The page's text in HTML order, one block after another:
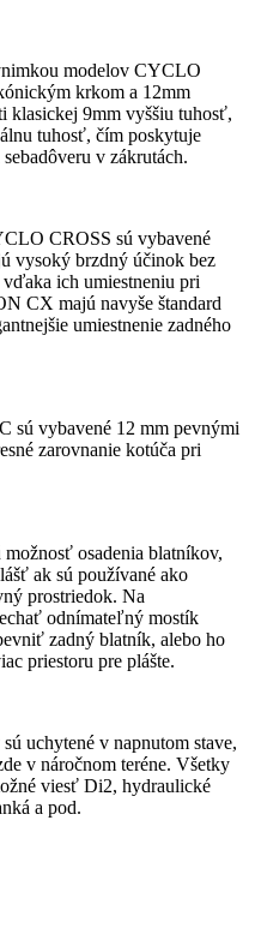
modelov CYCLO
krkom a 12mm
klasickej 9mm vyššiu tuhosť,
tuhosť, čím poskytuje
v zákrutách.
CROSS sú vybavené
vysoký brzdný účinok bez
ich umiestneniu pri
CX majú navyše štandard
umiestnenie zadného
sú vybavené 12 mm pevnými
zarovnanie kotúča pri
osadenia blatníkov,
ak sú používané ako
prostriedok. Na
odnímateľný mostík
zadný blatník, alebo ho
priestoru pre plášte.
uchytené v napnutom stave,
v náročnom teréne. Všetky
viesť Di2, hydraulické
a pod.